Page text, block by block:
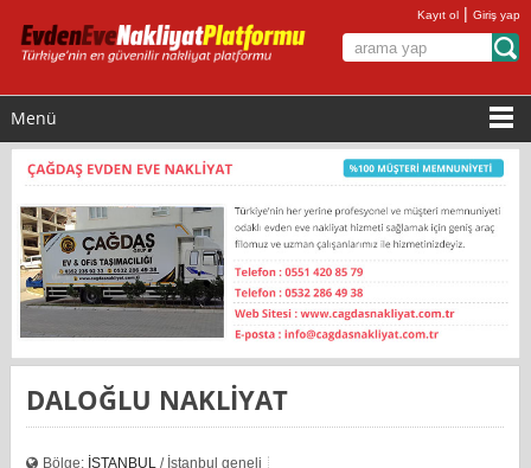
Kayıt ol |Giriş yap
Menü
DALOĞLU NAKLİYAT
Bölge: İSTANBUL / İstanbul geneli